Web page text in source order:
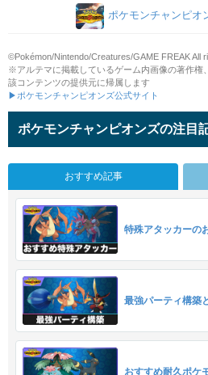
ポケモンチャンピオ
©Pokémon/Nintendo/Creatures/GAME FREAK All
※アルテマに掲載しているゲーム内画像の著作権
該コンテンツの提供元に帰属します
▶ポケモンチャンピオンズ公式サイト
ポケモンチャンピオンズの注目
おすすめ記事
特殊アタッカーの
最強パーティ構築
おすすめ耐久ポケ